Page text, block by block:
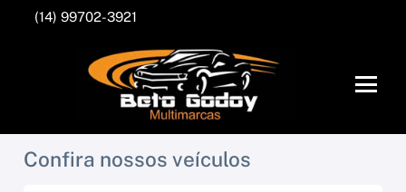
(14) 99702-3921
Confira nossos veículos